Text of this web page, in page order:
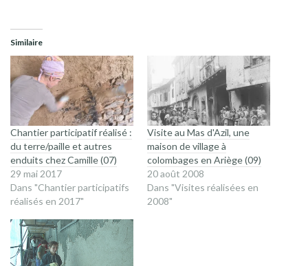
dans
nouvelle
fenêtre)fenêtre)
Similaire
Chantier participatif réalisé :
du terre/paille et autres
enduits chez Camille (07)
29 mai 2017
Dans "Chantier participatifs
réalisés en 2017"
Visite au Mas d'Azil, une
maison de village à
colombages en Ariège (09)
20 août 2008
Dans "Visites réalisées en
2008"